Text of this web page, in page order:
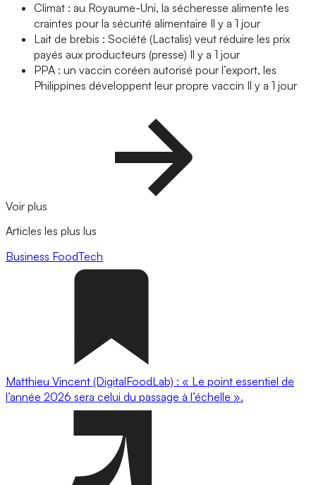
Climat : au Royaume-Uni, la sécheresse alimente les
craintes pour la sécurité alimentaire Il y a 1 jour
Lait de brebis : Société (Lactalis) veut réduire les prix
payés aux producteurs (presse) Il y a 1 jour
PPA : un vaccin coréen autorisé pour l’export, les
Philippines développent leur propre vaccin Il y a 1 jour
Voir plus
Articles les plus lus
Business FoodTech
Matthieu Vincent (DigitalFoodLab) : « Le point essentiel de
l’année 2026 sera celui du passage à l’échelle ».